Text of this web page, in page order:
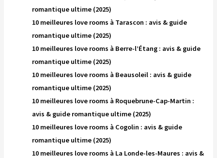
romantique ultime (2025)
10 meilleures love rooms à Tarascon : avis & guide
romantique ultime (2025)
10 meilleures love rooms à Berre-l’Étang : avis & guide
romantique ultime (2025)
10 meilleures love rooms à Beausoleil : avis & guide
romantique ultime (2025)
10 meilleures love rooms à Roquebrune-Cap-Martin :
avis & guide romantique ultime (2025)
10 meilleures love rooms à Cogolin : avis & guide
romantique ultime (2025)
10 meilleures love rooms à La Londe-les-Maures : avis &